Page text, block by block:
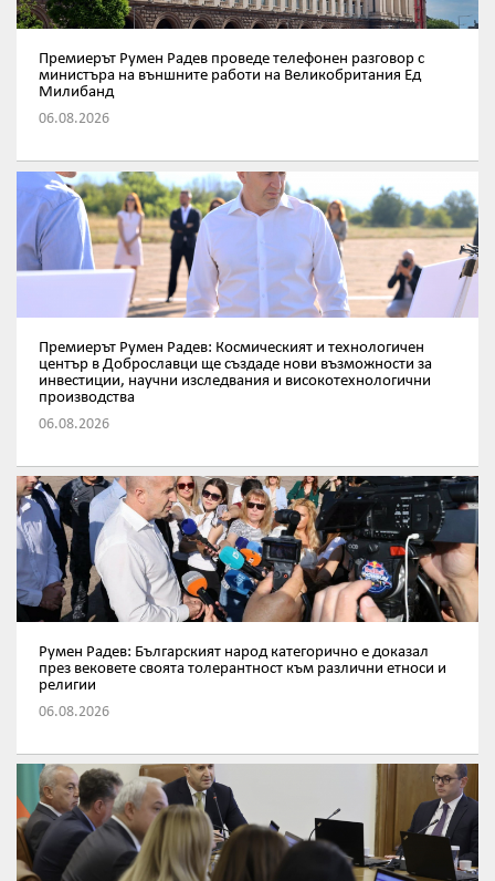
Премиерът Румен Радев проведе телефонен разговор с
министъра на външните работи на Великобритания Ед
Милибанд
06.08.2026
Премиерът Румен Радев: Космическият и технологичен
център в Доброславци ще създаде нови възможности за
инвестиции, научни изследвания и високотехнологични
производства
06.08.2026
Румен Радев: Българският народ категорично е доказал
през вековете своята толерантност към различни етноси и
религии
06.08.2026